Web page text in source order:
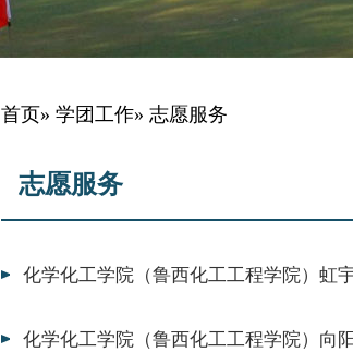
首页» 学团工作» 志愿服务
志愿服务
化学化工学院（鲁西化工工程学院）虹
化学化工学院（鲁西化工工程学院）向